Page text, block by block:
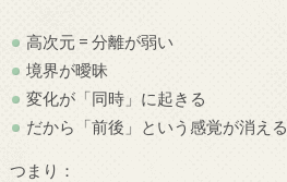
高次元 = 分離が弱い
境界が曖昧
変化が「同時」に起きる
だから「前後」という感覚が消える
つまり：